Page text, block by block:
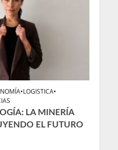
•LOGISTICA•
LA MINERÍA
EL FUTURO